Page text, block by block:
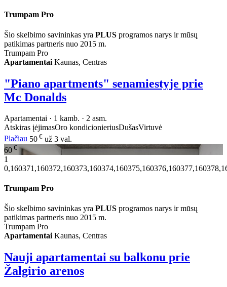
Trumpam Pro
Šio skelbimo savininkas yra PLUS programos narys ir mūsų
patikimas partneris nuo 2015 m.
Trumpam Pro
Apartamentai Kaunas, Centras
"Piano apartments" senamiestyje prie
Mc Donalds
Apartamentai · 1 kamb. · 2 asm.
Atskiras įėjimasOro kondicionieriusDušasVirtuvė
Plačiau 50 € už 3 val.
60 €
1
Trumpam Pro
Šio skelbimo savininkas yra PLUS programos narys ir mūsų
patikimas partneris nuo 2015 m.
Trumpam Pro
Apartamentai Kaunas, Centras
Nauji apartamentai su balkonu prie
Žalgirio arenos